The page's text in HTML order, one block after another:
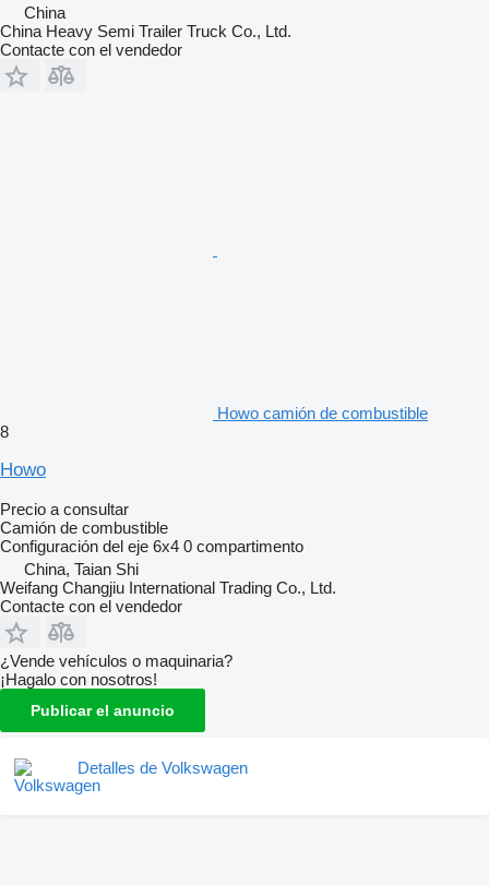
China
China Heavy Semi Trailer Truck Co., Ltd.
Contacte con el vendedor
Howo camión de combustible
8
Howo
Precio a consultar
Camión de combustible
Configuración del eje 6x4 0 compartimento
China, Taian Shi
Weifang Changjiu International Trading Co., Ltd.
Contacte con el vendedor
¿Vende vehículos o maquinaria?
¡Hagalo con nosotros!
Publicar el anuncio
Detalles de Volkswagen